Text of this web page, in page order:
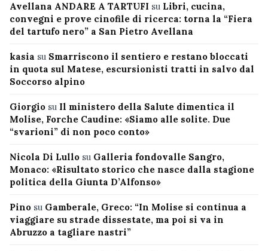
Avellana ANDARE A TARTUFI su Libri, cucina,
convegni e prove cinofile di ricerca: torna la “Fiera
del tartufo nero” a San Pietro Avellana
kasia su Smarriscono il sentiero e restano bloccati
in quota sul Matese, escursionisti tratti in salvo dal
Soccorso alpino
Giorgio su Il ministero della Salute dimentica il
Molise, Forche Caudine: «Siamo alle solite. Due
“svarioni” di non poco conto»
Nicola Di Lullo su Galleria fondovalle Sangro,
Monaco: «Risultato storico che nasce dalla stagione
politica della Giunta D’Alfonso»
Pino su Gamberale, Greco: “In Molise si continua a
viaggiare su strade dissestate, ma poi si va in
Abruzzo a tagliare nastri”